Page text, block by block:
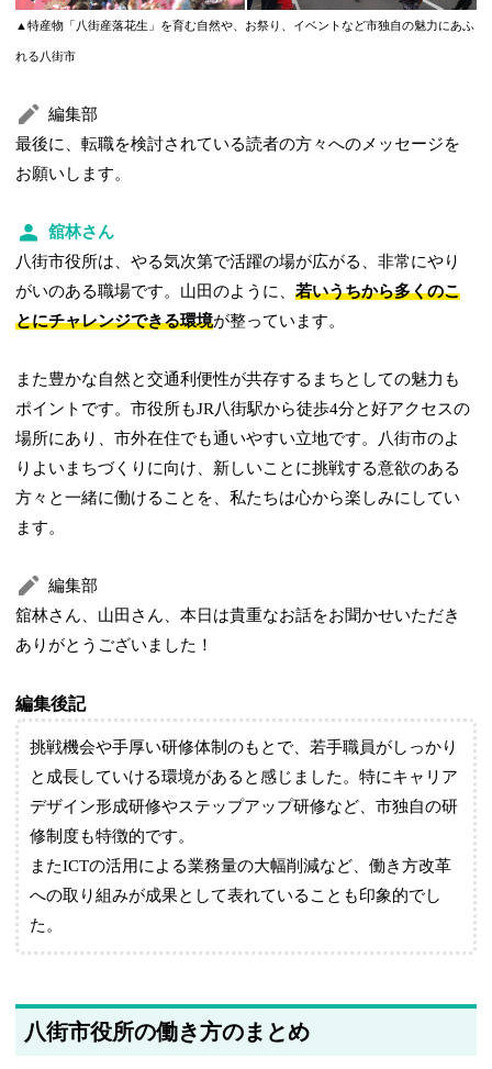
▲特産物「八街産落花生」を育む自然や、お祭り、イベントなど市独自の魅力にあふ
れる八街市
編集部
最後に、転職を検討されている読者の方々へのメッセージを
お願いします。
舘林さん
八街市役所は、やる気次第で活躍の場が広がる、非常にやり
がいのある職場です。山田のように、若いうちから多くのこ
とにチャレンジできる環境が整っています。
また豊かな自然と交通利便性が共存するまちとしての魅力も
ポイントです。市役所もJR八街駅から徒歩4分と好アクセスの
場所にあり、市外在住でも通いやすい立地です。八街市のよ
りよいまちづくりに向け、新しいことに挑戦する意欲のある
方々と一緒に働けることを、私たちは心から楽しみにしてい
ます。
編集部
舘林さん、山田さん、本日は貴重なお話をお聞かせいただき
ありがとうございました！
編集後記
挑戦機会や手厚い研修体制のもとで、若手職員がしっかり
と成長していける環境があると感じました。特にキャリア
デザイン形成研修やステップアップ研修など、市独自の研
修制度も特徴的です。
またICTの活用による業務量の大幅削減など、働き方改革
への取り組みが成果として表れていることも印象的でし
た。
八街市役所の働き方のまとめ